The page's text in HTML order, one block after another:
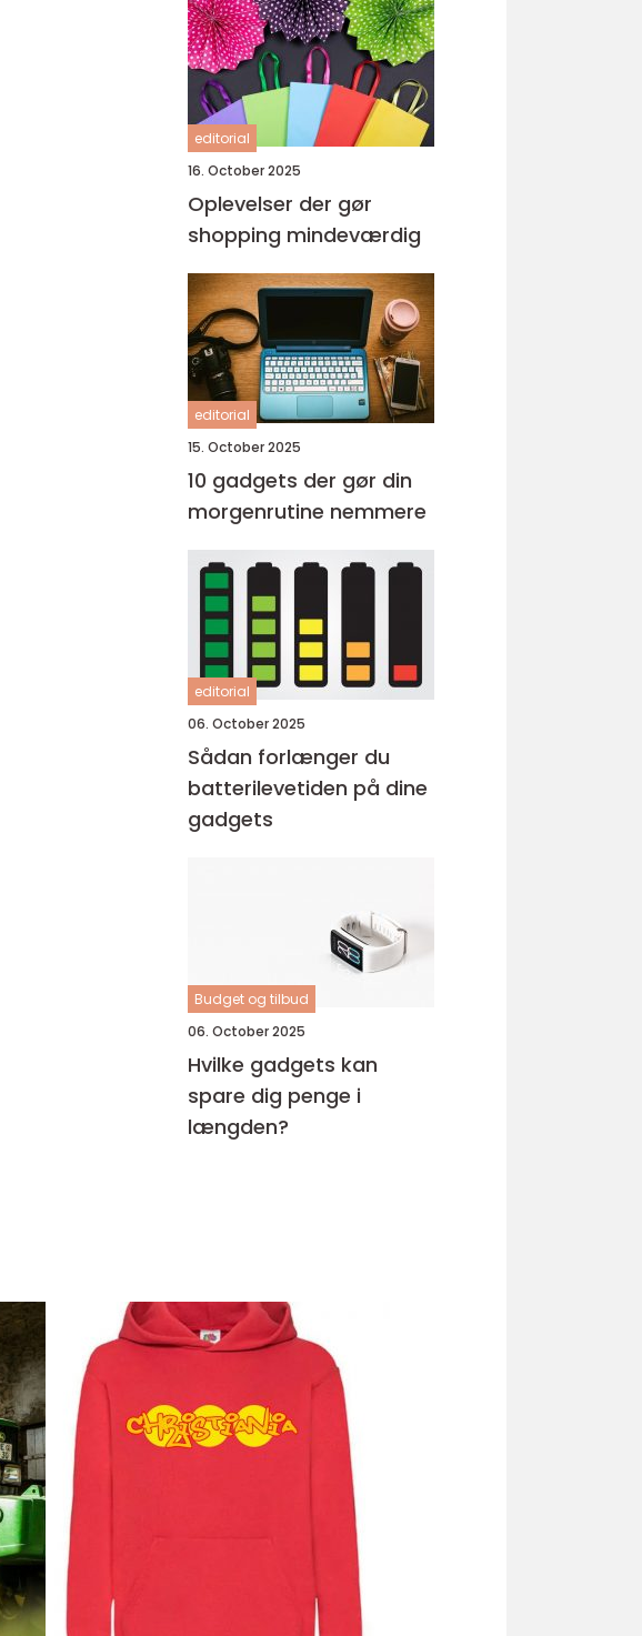
editorial
16. October 2025
Oplevelser der gør
shopping mindeværdig
editorial
15. October 2025
10 gadgets der gør din
morgenrutine nemmere
editorial
06. October 2025
Sådan forlænger du
batterilevetiden på dine
gadgets
Budget og tilbud
06. October 2025
Hvilke gadgets kan
spare dig penge i
længden?